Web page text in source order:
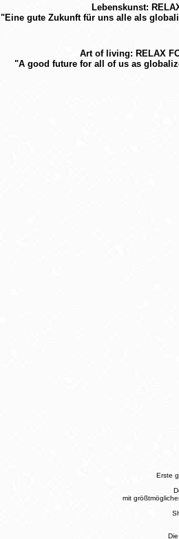
Lebenskunst:
"Eine gute Zukunft für uns alle als
Art of living: RELAX
"A good future for all of us as
Erste
mit